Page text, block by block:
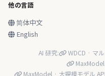
他の言語
简体中文
English
AI 研究:
WDCD · マ
MaxModel · 大規模モデル